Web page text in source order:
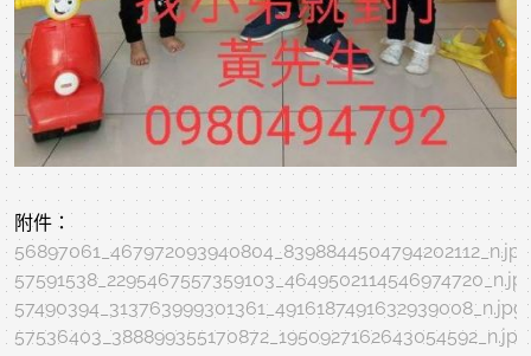
附件：
56897061_467972093940804_8398844504794202112_n.jpg
57490394_313763999301361_4916187491632939008_n.jpg
57536403_388899355170872_1950927162643054592_n.jpg